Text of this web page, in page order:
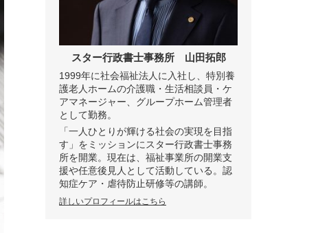
スター行政書士事務所山田拓郎
1999年に社会福祉法人に入社し、特別養
護老人ホームの介護職・生活相談員・ケ
アマネージャー、グループホーム管理者
として勤務。
「一人ひとりが輝ける社会の実現を目指
す」をミッションにスター行政書士事務
所を開業。現在は、福祉事業所の開業支
援や任意後見人として活動している。認
知症ケア・虐待防止研修等の講師。
詳しいプロフィールはこちら